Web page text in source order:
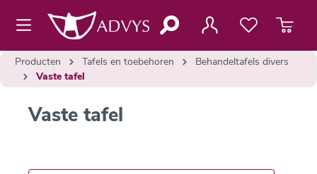
hoofdinhoud
Producten Tafels en toebehoren
Behandeltafels divers
Vaste tafel
Vaste tafel